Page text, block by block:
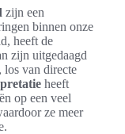
zijn een
binnen onze
heeft de
zijn uitgedaagd
van directe
heeft
op een veel
ze meer